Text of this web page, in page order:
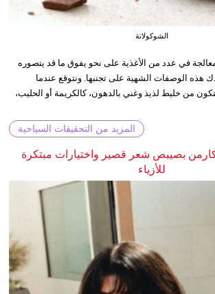
الشوكولاتة
في عدد من الأغذية على نحو يفوق ما قد يتصوره
الوصفات الشهية على تجنبها. ونتوقع عندما
من خليط لذيذ وغني بالدهون، كالكريمة أو الحليب،
المزيد من التحقيقات السياحية
بصيبص شعر قصير واختيارات مبتكرة
للأزياء